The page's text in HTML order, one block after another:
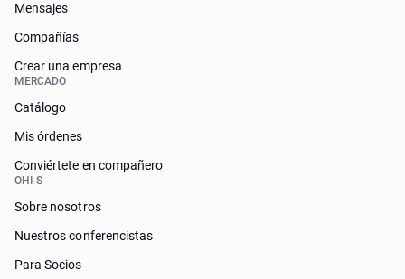
Mensajes
Compañías
Crear una empresa
MERCADO
Catálogo
Mis órdenes
Conviértete en compañero
OHI-S
Sobre nosotros
Nuestros conferencistas
Para Socios